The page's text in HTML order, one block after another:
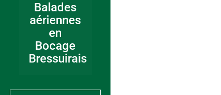
Balades
aériennes
en
Bocage
Bressuirais